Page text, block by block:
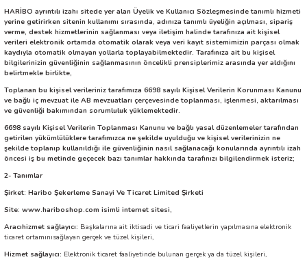
HARİBO ayrıntılı izahı sitede yer alan Üyelik ve Kullanıcı Sözleşmesinde tanımlı hizmeti
yerine getirirken sitenin kullanımı sırasında, adınıza tanımlı üyeliğin açılması, sipariş
verme, destek hizmetlerinin sağlanması veya iletişim halinde tarafınıza ait kişisel
verileri elektronik ortamda otomatik olarak veya veri kayıt sistemimizin parçası olmak
kaydıyla otomatik olmayan yollarla toplayabilmektedir. Tarafınıza ait bu kişisel
bilgilerinizin güvenliğinin sağlanmasının öncelikli prensiplerimiz arasında yer aldığını
belirtmekle birlikte,
Toplanan bu kişisel verileriniz tarafımıza 6698 sayılı Kişisel Verilerin Korunması Kanunu
ve bağlı iç mevzuat ile AB mevzuatları çerçevesinde toplanması, işlenmesi, aktarılması
ve güvenliği bakımından sorumluluk yüklemektedir.
6698 sayılı Kişisel Verilerin Toplanması Kanunu ve bağlı yasal düzenlemeler tarafından
getirilen yükümlülüklere tarafımızca ne şekilde uyulduğu ve kişisel verilerinizin ne
şekilde toplanıp kullanıldığı ile güvenliğinin nasıl sağlanacağı konularında ayrıntılı izah
öncesi iş bu metinde geçecek bazı tanımlar hakkında tarafınızı bilgilendirmek isteriz;
2- Tanımlar
Şirket: Haribo Şekerleme Sanayi Ve Ticaret Limited Şirketi
Site: www.hariboshop.com isimli internet sitesi,
Aracıhizmet sağlayıcı: Başkalarına ait iktisadi ve ticari faaliyetlerin yapılmasına elektronik
ticaret ortamınısağlayan gerçek ve tüzel kişileri,
Hizmet sağlayıcı: Elektronik ticaret faaliyetinde bulunan gerçek ya da tüzel kişileri,